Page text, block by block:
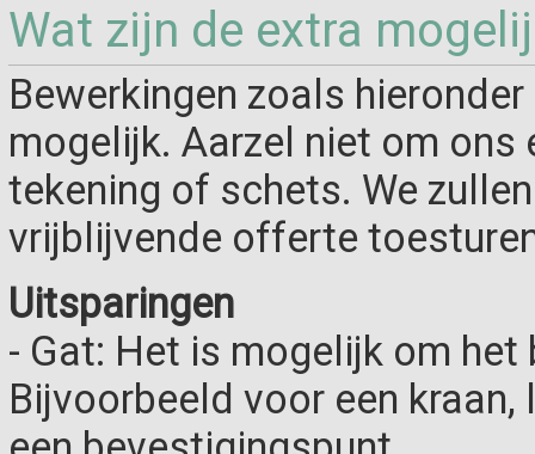
Wat zijn de extra
Bewerkingen zoals
mogelijk. Aarzel niet om ons
tekening of schets. We
vrijblijvende offerte
Uitsparingen
- Gat: Het is mogelijk om
Bijvoorbeeld voor een